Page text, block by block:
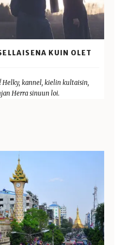
KUIN OLET
Helky, kannel, kielin kultaisin,
Herra sinuun loi.